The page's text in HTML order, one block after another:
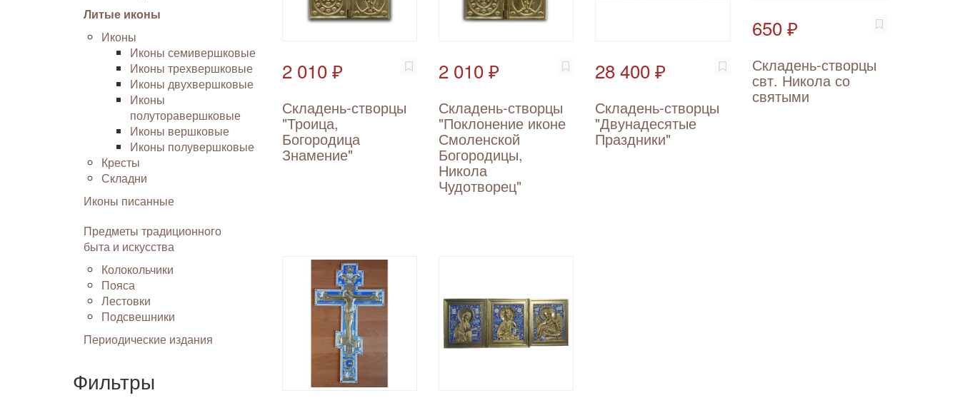
Литые иконы
Иконы
Иконы семивершковые
Иконы трехвершковые
Иконы двухвершковые
Иконы
полуторавершковые
Иконы вершковые
Иконы полувершковые
Кресты
Складни
Иконы писанные
Предметы традиционного
быта и искусства
Колокольчики
Пояса
Лестовки
Подсвешники
Периодические издания
Фильтры
2 010 ₽
Складень-створцы
"Троица,
Богородица
Знамение"
2 010 ₽
Складень-створцы
"Поклонение иконе
Смоленской
Богородицы,
Никола
Чудотворец"
28 400 ₽
Складень-створцы
"Двунадесятые
Праздники"
650 ₽
Складень-створцы
свт. Никола со
святыми